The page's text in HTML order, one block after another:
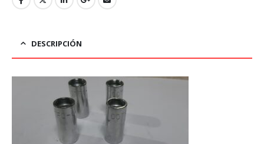
DESCRIPCIÓN